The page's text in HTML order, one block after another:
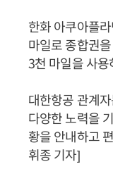
한화 아쿠아플
마일로 종합권
3천 마일을 사
대한항공 관계
다양한 노력을
황을 안내하고
휘종 기자]